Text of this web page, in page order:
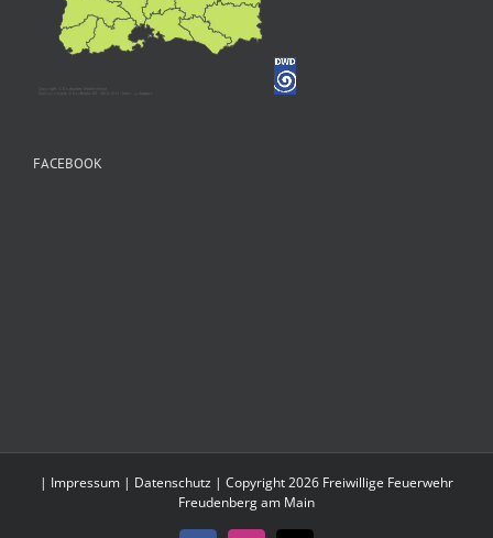
FACEBOOK
| Impressum | Datenschutz | Copyright 2026 Freiwillige Feuerwehr
Freudenberg am Main